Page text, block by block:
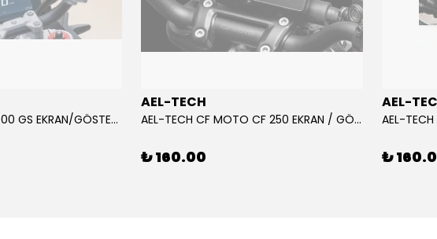
AEL-TECH BMW F 900 GS EKRAN/GÖSTERGE KORUYUCU 2024-2025
AEL-TECH
AEL-TECH CF MOTO CF 250 EKRAN / GÖSTERGE KORUYUCU 2020-2022
₺ 160.00
AEL-
₺